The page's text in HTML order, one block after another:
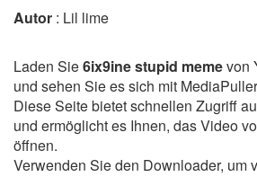
Autor : Lil lime
Laden Sie6ix9ine stupid memevon
und sehen Sie es sich mit
Diese Seite bietet schnellen Zugriff
und ermöglicht es Ihnen, das Video
öffnen.
Verwenden Sie den Downloader, um